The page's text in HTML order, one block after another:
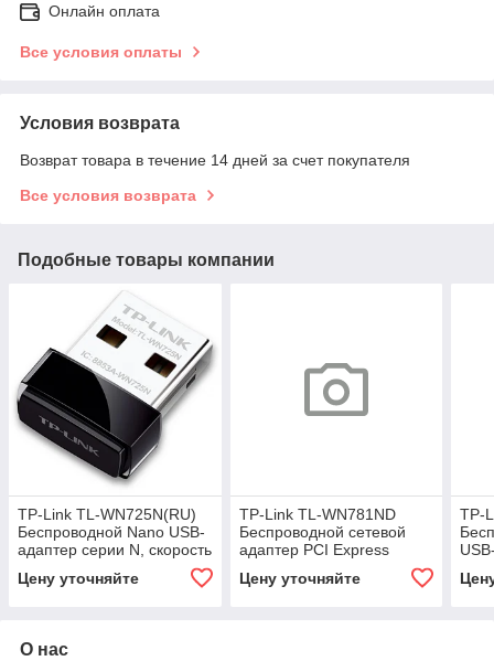
Онлайн оплата
Все условия оплаты
Условия возврата
Возврат товара в течение 14 дней за счет покупателя
Все условия возврата
Подобные товары компании
TP-Link TL-WN725N(RU)
Беспроводной Nano USB-
адаптер серии N, скорость
Цену уточняйте
TP-Link TL-WN781ND
Беспроводной сетевой
адаптер PCI Express
Цену уточняйте
TP-
О нас